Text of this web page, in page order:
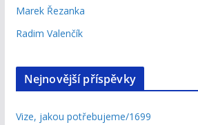
Marek Řezanka
Radim Valenčík
Nejnovější příspěvky
Vize, jakou potřebujeme/1699